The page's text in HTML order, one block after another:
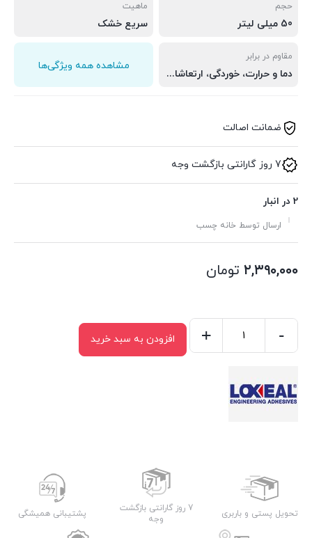
حجم
50 میلی لیتر
ماهیت
سریع خشک
مقاوم در برابر
دما و حرارت، خوردگی، ارتعاشات و لرزش‌ها، مواد شیمیایی، گازها و…
مشاهده همه ویژگی‌ها
ضمانت اصالت
7 روز گارانتی بازگشت وجه
2 در انبار
ارسال توسط خانه چسب
۲,۳۹۰,۰۰۰ تومان
۸۵۲۱
حجم
-
+ افزودن به سبد خرید
تحویل پستی و باربری
7 روز گارانتی بازگشت
وجه
پشتیبانی همیشگی